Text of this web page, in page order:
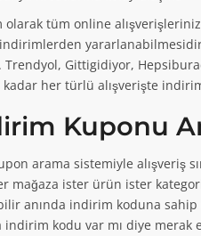
Fit Moda Ücretsiz
Fit Moda online
kargo...Devamını Oku
7
Exxe Selection
Cacharel
Cacharel APP üzerinden
100TL...Devamını Oku
2
Beymen Ücretsiz
tüm online
indirimlerden
Gittigidiyor,
kadar her türlü alışverişte
Kuponu
arama sistemiyle
mağaza ister ürün ister
anında indirim koduna
kodu var mı diye merak